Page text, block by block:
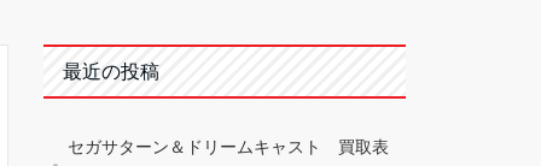
最近の投稿
セガサターン＆ドリームキャスト 買取表